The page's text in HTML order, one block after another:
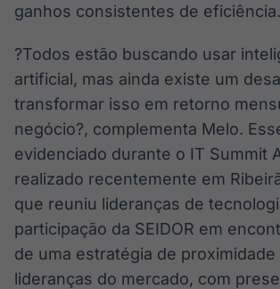
ganhos consistentes de eficiência.
?Todos estão buscando usar
artificial, mas ainda existe um
transformar isso em retorno
negócio?, complementa Melo.
evidenciado durante o IT Summit
realizado recentemente em
que reuniu lideranças de
participação da SEIDOR em
de uma estratégia de proximidade
lideranças do mercado, com